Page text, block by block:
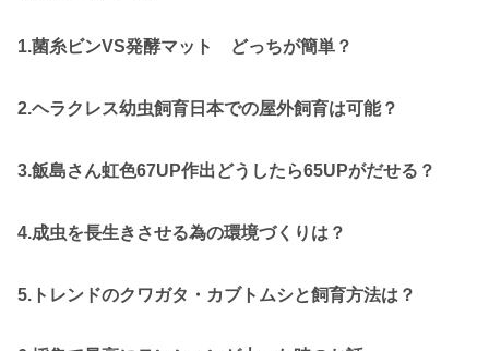
1.菌糸ビンVS発酵マット どっちが簡単？
2.ヘラクレス幼虫飼育日本での屋外飼育は可能？
3.飯島さん虹色67UP作出どうしたら65UPがだせる？
4.成虫を長生きさせる為の環境づくりは？
5.トレンドのクワガタ・カブトムシと飼育方法は？